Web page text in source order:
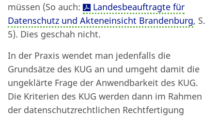
müssen (So auch:
Landesbeauftragte für
Datenschutz und Akteneinsicht Brandenburg, S.
5). Dies geschah nicht.
In der Praxis wendet man jedenfalls die
Grundsätze des KUG an und umgeht damit die
ungeklärte Frage der Anwendbarkeit des KUG.
Die Kriterien des KUG werden dann im Rahmen
der datenschutzrechtlichen Rechtfertigung